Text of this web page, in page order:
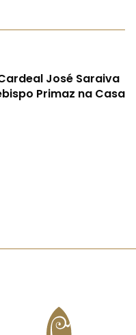
José Saraiva
Primaz na Casa